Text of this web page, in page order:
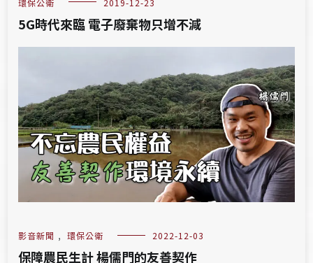
5G時代來臨 電子廢棄物只增不減
影音新聞 , 環保公衛 2022-12-03
保障農民生計 楊儒門的友善契作